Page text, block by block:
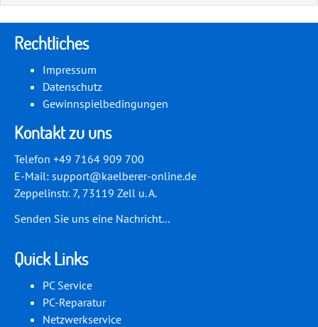
Rechtliches
Impressum
Datenschutz
Gewinnspielbedingungen
Kontakt zu uns
Telefon +49 7164 909 700
E-Mail: support@kaelberer-online.de
Zeppelinstr. 7, 73119 Zell u. A.
Senden Sie uns eine Nachricht...
Quick Links
PC Service
PC-Reparatur
Netzwerkservice